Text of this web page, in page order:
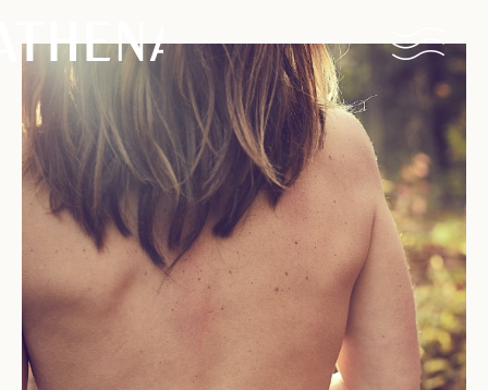
Naturisme
Communauté
Calendrier